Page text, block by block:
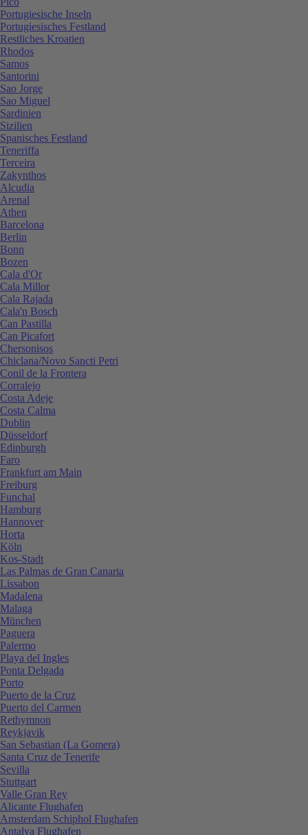
Portugiesische Inseln
Portugiesisches Festland
Restliches Kroatien
Rhodos
Samos
Santorini
Sao Jorge
Sao Miguel
Sardinien
Sizilien
Spanisches Festland
Teneriffa
Terceira
Zakynthos
Alcudia
Arenal
Athen
Barcelona
Berlin
Bonn
Bozen
Cala d'Or
Cala Millor
Cala Rajada
Cala'n Bosch
Can Pastilla
Can Picafort
Chersonisos
Chiclana/Novo Sancti Petri
Conil de la Frontera
Corralejo
Costa Adeje
Costa Calma
Dublin
Düsseldorf
Edinburgh
Faro
Frankfurt am Main
Freiburg
Funchal
Hamburg
Hannover
Horta
Köln
Kos-Stadt
Las Palmas de Gran Canaria
Lissabon
Madalena
Malaga
München
Paguera
Palermo
Playa del Ingles
Ponta Delgada
Porto
Puerto de la Cruz
Puerto del Carmen
Rethymnon
Reykjavik
San Sebastian (La Gomera)
Santa Cruz de Tenerife
Sevilla
Stuttgart
Valle Gran Rey
Alicante Flughafen
Amsterdam Schiphol Flughafen
Antalya Flughafen